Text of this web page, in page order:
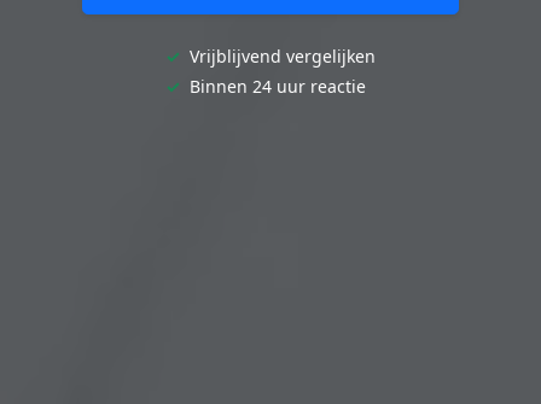
✓ Vrijblijvend vergelijken
✓ Binnen 24 uur reactie